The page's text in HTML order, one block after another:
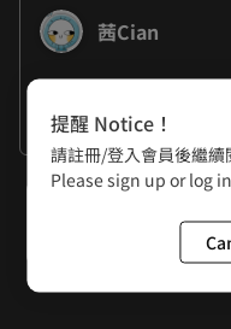
茜Cian
有機會想畫畫，大家泡在
下一話
提醒 Notice！
請註冊/登入會員後繼續
Please sign up or log